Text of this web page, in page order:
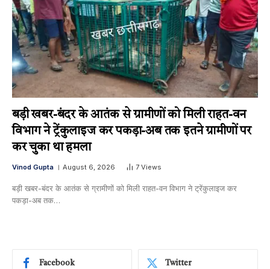
बड़ी खबर-बंदर के आतंक से ग्रामीणों को मिली राहत-वन
विभाग ने ट्रेंकुलाइज कर पकड़ा-अब तक इतने ग्रामीणों पर
कर चुका था हमला
Vinod Gupta August 6, 2026 7 Views
बड़ी खबर-बंदर के आतंक से ग्रामीणों को मिली राहत-वन विभाग ने ट्रेंकुलाइज कर
पकड़ा-अब तक…
Facebook Twitter